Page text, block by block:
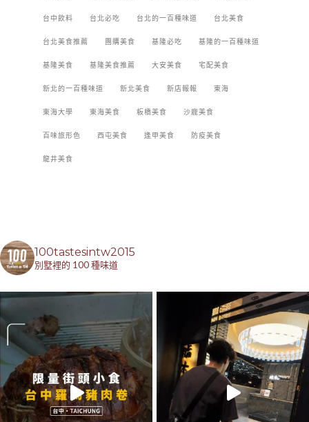
台中飲料 台北必吃 台北的一百種味道 台北美食
台北美食推薦 團購美食 基隆必吃 基隆的一百種味道
基隆美食 基隆美食推薦 大安美食 宅配美食
新北的一百種味道 新北美食 新店報報 東海
東海大學 東海美食 板橋美食 沙鹿美食
百味旅形色 西屯美食 逢甲美食 防疫美食
龍井美食
100tastesintw2015
別墅裡的 100 種味道